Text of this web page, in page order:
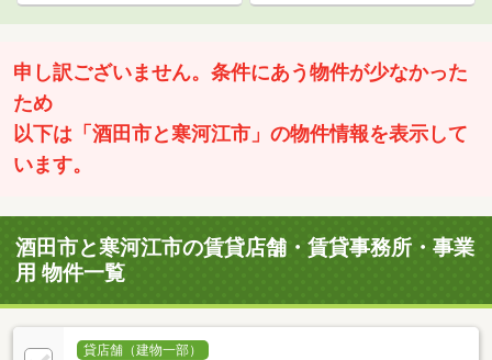
申し訳ございません。条件にあう物件が少なかった
ため
以下は「酒田市と寒河江市」の物件情報を表示して
います。
酒田市と寒河江市の賃貸店舗・賃貸事務所・事業
用 物件一覧
貸店舗（建物一部）